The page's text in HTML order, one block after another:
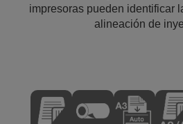
impresoras pueden identificar
alineación de